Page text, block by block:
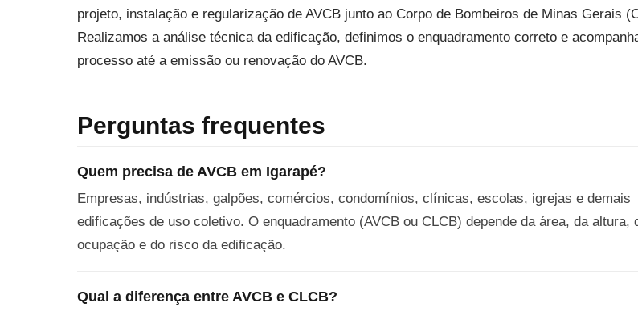
projeto, instalação e regularização de AVCB junto ao Corpo de Bombeiros de Minas Gerais
Realizamos a análise técnica da edificação, definimos o enquadramento correto e
processo até a emissão ou renovação do AVCB.
Perguntas frequentes
Quem precisa de AVCB em Igarapé?
Empresas, indústrias, galpões, comércios, condomínios, clínicas, escolas, igrejas e demais
edificações de uso coletivo. O enquadramento (AVCB ou CLCB) depende da área, da altura,
ocupação e do risco da edificação.
Qual a diferença entre AVCB e CLCB?